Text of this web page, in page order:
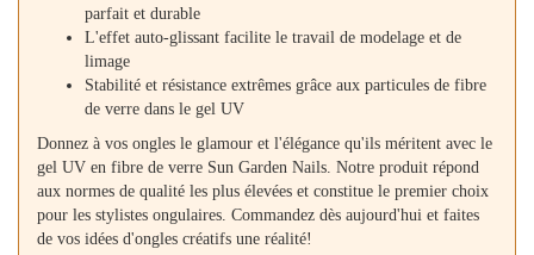
parfait et durable
L'effet auto-glissant facilite le travail de modelage et de
limage
Stabilité et résistance extrêmes grâce aux particules de fibre
de verre dans le gel UV
Donnez à vos ongles le glamour et l'élégance qu'ils méritent avec le
gel UV en fibre de verre Sun Garden Nails. Notre produit répond
aux normes de qualité les plus élevées et constitue le premier choix
pour les stylistes ongulaires. Commandez dès aujourd'hui et faites
de vos idées d'ongles créatifs une réalité!